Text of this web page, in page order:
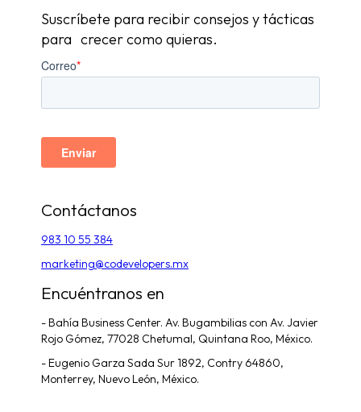
Suscríbete para recibir consejos y tácticas
para crecer como quieras.
Contáctanos
983 10 55 384
marketing@codevelopers.mx
Encuéntranos en
- Bahía Business Center. Av. Bugambilias con Av. Javier
Rojo Gómez, 77028 Chetumal, Quintana Roo, México.
- Eugenio Garza Sada Sur 1892, Contry 64860,
Monterrey, Nuevo León, México.